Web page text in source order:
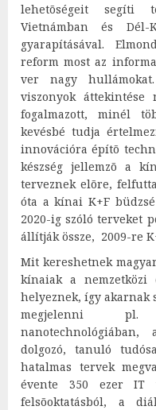
lehetõségeit segíti
Vietnámban és Dél-
gyarapításával.
reform most az
ver nagy
viszonyok áttekintése
fogalmazott, minél
kevésbé tudja
innovációra építõ
készség jellemzõ a
terveznek elõre,
óta a kínai K+F
2020-ig szóló terveket
állítják össze, 2009-re
Mit kereshetnek
kínaiak a nemzetközi
helyeznek, így akarnak
megjelenni pl.
dolgozó, tanuló
hatalmas tervek
évente 350 ezer IT
felsõoktatásból, a